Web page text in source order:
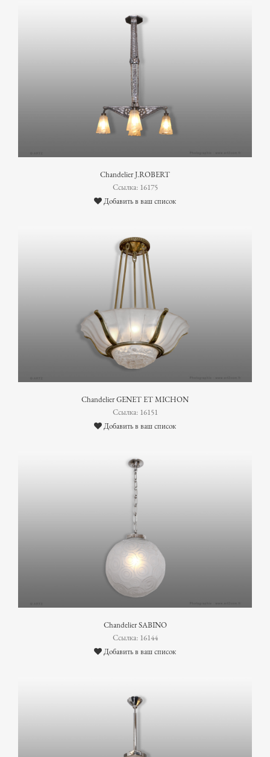
Chandelier J.ROBERT
Ссылка: 16175
Добавить в ваш список
Chandelier GENET ET MICHON
Ссылка: 16151
Добавить в ваш список
Chandelier SABINO
Ссылка: 16144
Добавить в ваш список